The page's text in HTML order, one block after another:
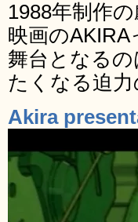
1988年制作
映画の
舞台となる
たくなる迫力
Akira